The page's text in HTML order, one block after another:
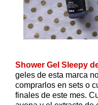
Shower Gel Sleepy
geles de esta marca
comprarlos en sets o
finales de este mes.